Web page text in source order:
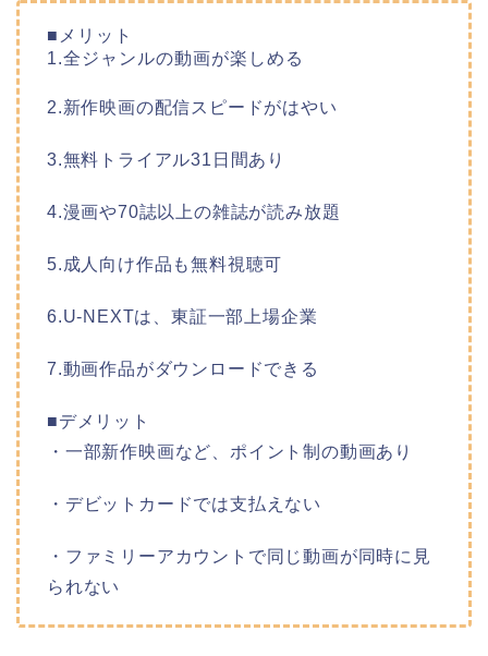
■メリット
1.全ジャンルの動画が楽しめる
2.新作映画の配信スピードがはやい
3.無料トライアル31日間あり
4.漫画や70誌以上の雑誌が読み放題
5.成人向け作品も無料視聴可
6.U-NEXTは、東証一部上場企業
7.動画作品がダウンロードできる
■デメリット
・一部新作映画など、ポイント制の動画あり
・デビットカードでは支払えない
・ファミリーアカウントで同じ動画が同時に見
られない